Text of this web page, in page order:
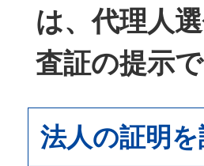
は、代理人
査証の提示
法人の証明